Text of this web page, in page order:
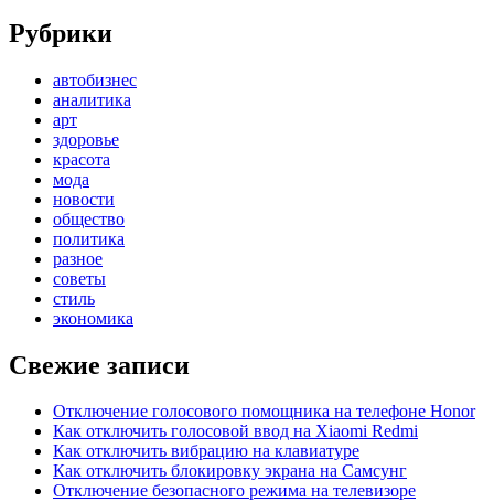
Рубрики
автобизнес
аналитика
арт
здоровье
красота
мода
новости
общество
политика
разное
советы
стиль
экономика
Свежие записи
Отключение голосового помощника на телефоне Honor
Как отключить голосовой ввод на Xiaomi Redmi
Как отключить вибрацию на клавиатуре
Как отключить блокировку экрана на Самсунг
Отключение безопасного режима на телевизоре